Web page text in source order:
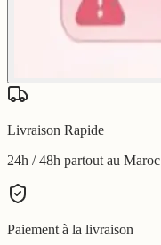
Livraison Rapide
24h / 48h partout au Maroc
Paiement à la livraison